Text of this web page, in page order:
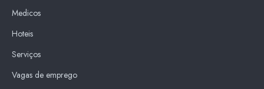
Medicos
Hoteis
Serviços
Vagas de emprego